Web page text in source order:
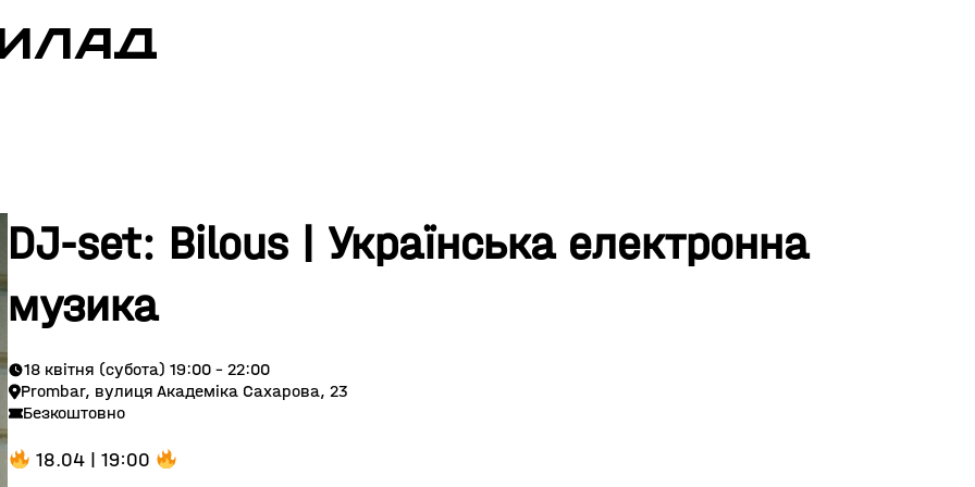
DJ-set: Bilous | Українська електронна
музика
18 квітня (субота) 19:00 - 22:00
Prombar, вулиця Академіка Сахарова, 23
Безкоштовно
18.04 | 19:00